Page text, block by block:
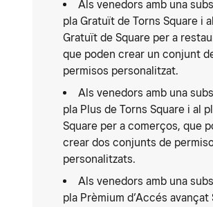
Als venedors amb una
pla Gratuït de Torns Square i
Gratuït de Square per a
que poden crear un conjunt
permisos personalitzat.
Als venedors amb una
pla Plus de Torns Square i al
Square per a comerços, que
crear dos conjunts de
personalitzats.
Als venedors amb una
pla Prèmium d’Accés avançat